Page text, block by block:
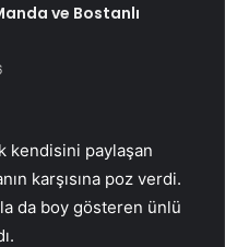
ve Bostanlı
kendisini paylaşan
karşısına poz verdi.
da boy gösteren ünlü